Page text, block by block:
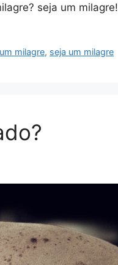
seja um milagre!
milagre, seja um milagre